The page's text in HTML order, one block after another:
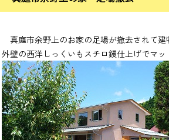
真庭市余野上のお家の足場が撤去されて建
外壁の西洋しっくいもスチロ鏝仕上げでマッ